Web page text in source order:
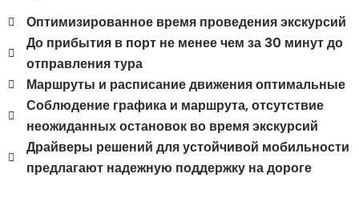
Оптимизированное время проведения экскурсий
До прибытия в порт не менее чем за 30 минут до
отправления тура
Маршруты и расписание движения оптимальные
Соблюдение графика и маршрута, отсутствие
неожиданных остановок во время экскурсий
Драйверы решений для устойчивой мобильности
предлагают надежную поддержку на дороге